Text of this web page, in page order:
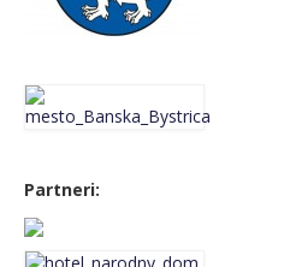
BASS FEST+2024
BASS FEST+2023
BASS FEST+2021
Partneri: